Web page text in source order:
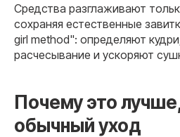
Средства разглаживают
сохраняя естественные
girl method": определяют
расчесывание и ускоряют
Почему это
обычный уход